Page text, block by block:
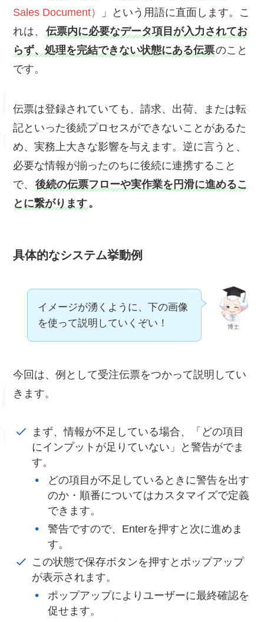
Sales Document）
」という用語に直面します。こ
れは、 伝票内に必要なデータ項目が入力されてお
らず、処理を完結できない状態にある伝票のこと
です。
伝票は登録されていても、請求、出荷、または転
記といった後続プロセスができないことがあるた
め、実務上大きな影響を与えます。逆に言うと、
必要な情報が揃ったのちに後続に連携すること
で、 後続の伝票フローや実作業を円滑に進めるこ
とに繋がります 。
具体的なシステム挙動例
博士
イメージが湧くように、下の画像
を使って説明していくぞい！
今回は、例として受注伝票をつかって説明してい
きます。
まず、情報が不足している場合、「どの項目
にインプットが足りていない」と警告がでま
す。
どの項目が不足しているときに警告を出す
のか・順番についてはカスタマイズで定義
できます。
警告ですので、Enterを押すと次に進めま
す。
この状態で保存ボタンを押すとポップアップ
が表示されます。
ポップアップによりユーザーに最終確認を
促せます。